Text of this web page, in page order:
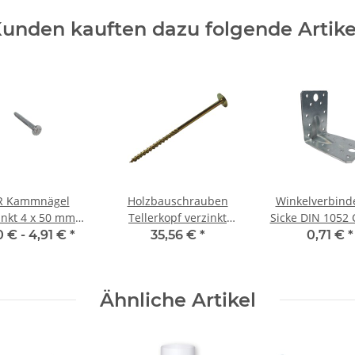
kauften dazu folgende
Kammnägel
4 x 50 mm
Stück
€ - 4,91 € *
Holzbauschrauben
Tellerkopf verzinkt
8x240 mm (50) Stück
35,56 € *
Sicke DIN 1052
90 x 65 x 2,5
0,71 € *
Ähnliche Artikel